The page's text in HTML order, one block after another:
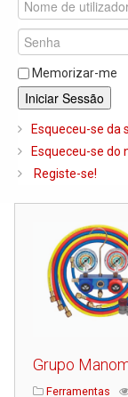
Solar
Ar Condicionado
Caldeiras e
Biomassa
Piso Radiante
Radiadores e
Depósitos de
Complementos
Memorizar-me
Iniciar Sessão
Esqueceu-se da
Esqueceu-se do
Registe-se!
Grupo
Ferramentas